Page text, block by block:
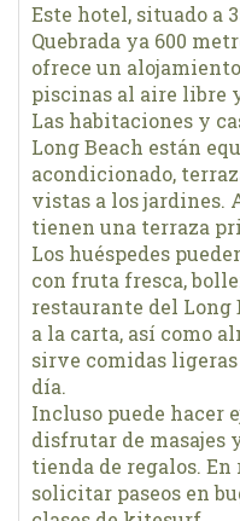
Este hotel, situado a
Quebrada ya 600
ofrece un
piscinas al aire libre
Las habitaciones y
Long Beach están
acondicionado,
vistas a los jardines.
tienen una terraza
Los huéspedes
con fruta fresca,
restaurante del Long
a la carta, así como
sirve comidas
día.
Incluso puede hacer
disfrutar de masajes
tienda de regalos. En
solicitar paseos en